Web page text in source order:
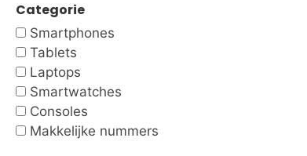
Categorie
Smartphones
Tablets
Laptops
Smartwatches
Consoles
Makkelijke nummers